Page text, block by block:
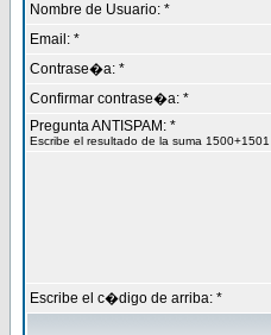
Nombre de Usuario: *
Email: *
Contrase�a: *
Confirmar contrase�a: *
Pregunta ANTISPAM: *
Escribe el resultado de la suma 1500+1501
Escribe el c�digo de arriba: *